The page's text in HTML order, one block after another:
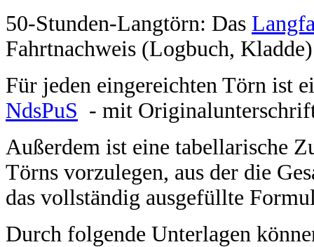
50-Stunden-Langtörn: Das
Fahrtnachweis (Logbuch,
Für jeden eingereichten Törn ist
NdsPuS - mit
Außerdem ist eine tabellarische
Törns vorzulegen, aus der die
das vollständig ausgefüllte
Durch folgende Unterlagen